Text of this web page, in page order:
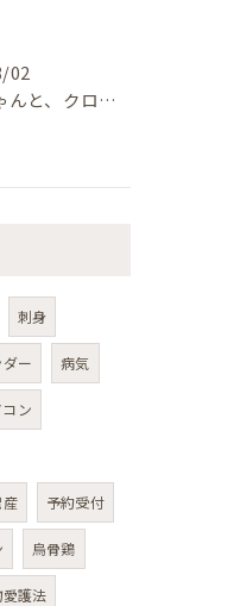
02
アヴィちゃんと、クロエちゃん
刺身
ー 病気
ン
産 予約受付
烏骨鶏
護法